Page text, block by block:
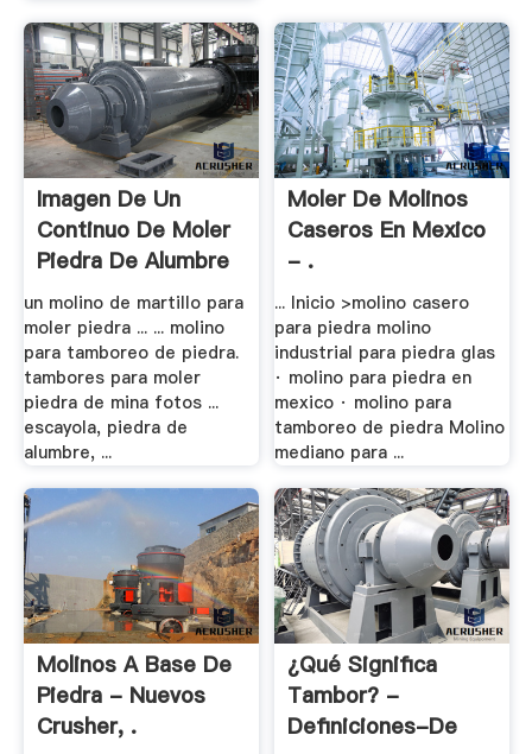
Imagen De Un
Continuo De Moler
Piedra De Alumbre
un molino de martillo para
moler piedra ... ... molino
para tamboreo de piedra.
tambores para moler
piedra de mina fotos ...
escayola, piedra de
alumbre, ...
Moler De Molinos
Caseros En Mexico
- .
... Inicio >molino casero
para piedra molino
industrial para piedra glas
· molino para piedra en
mexico · molino para
tamboreo de piedra Molino
mediano para ...
Molinos A Base De
Piedra - Nuevos
Crusher, .
¿Qué Significa
Tambor? -
Definiciones-De